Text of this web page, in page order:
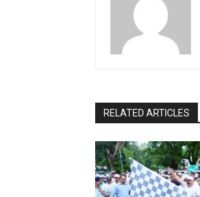
RELATED ARTICLES